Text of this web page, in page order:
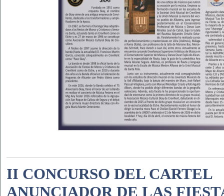
II CONCURSO DEL CARTEL
ANUNCIADOR DE LAS